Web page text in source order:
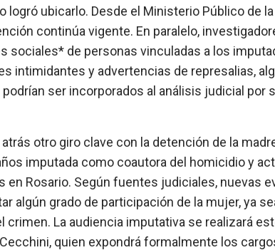
logró ubicarlo. Desde el Ministerio Público de
continúa vigente. En paralelo,
sociales* de personas vinculadas a los
intimidantes y advertencias de represalias,
podrían ser incorporados al análisis judicial por
otro giro clave con la detención de la
imputada como coautora del homicidio y
en Rosario. Según fuentes judiciales, nuevas
algún grado de participación de la mujer, ya
crimen. La audiencia imputativa se realizará
quien expondrá formalmente los